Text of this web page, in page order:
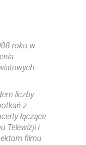
roku w
liczby
z
łączące
Telewizji i
filmu